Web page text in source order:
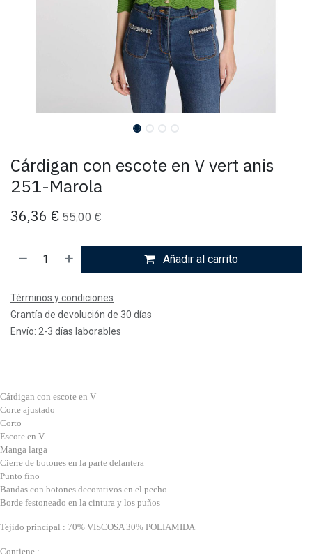
Cárdigan con escote en V vert anis
251-Marola
36,36 € 55,00€
Añadir al carrito
Términos y condiciones
Grantía de devolución de 30 días
Envío: 2-3 días laborables
Cárdigan con escote en V
Corte ajustado
Corto
Escote en V
Manga larga
Cierre de botones en la parte delantera
Punto fino
Bandas con botones decorativos en el pecho
Borde festoneado en la cintura y los puños
Tejido principal : 70% VISCOSA 30% POLIAMIDA
Contiene :